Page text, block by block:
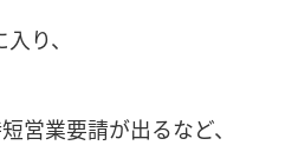
り、
営業要請が出るなど、